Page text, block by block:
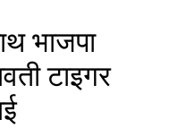
भाजपा
टाइगर